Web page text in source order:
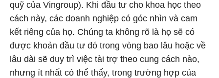
quỹ của Vingroup). Khi đầu tư cho khoa học theo
cách này, các doanh nghiệp có góc nhìn và cam
kết riêng của họ. Chúng ta không rõ là họ sẽ có
được khoản đầu tư đó trong vòng bao lâu hoặc về
lâu dài sẽ duy trì việc tài trợ theo cung cách nào,
nhưng ít nhất có thể thấy, trong trường hợp của